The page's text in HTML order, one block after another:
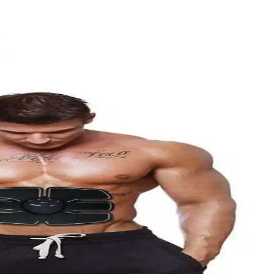
yardımcı olur.
güçlendirir ve estetik sorunlara çözüm sunar.
en uygun seçimi yapmanıza yardımcı oluyor.
cihazıdır.